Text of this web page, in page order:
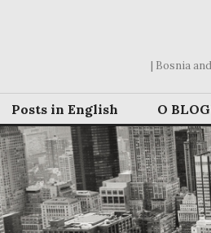
| Bosnia
Posts in English O